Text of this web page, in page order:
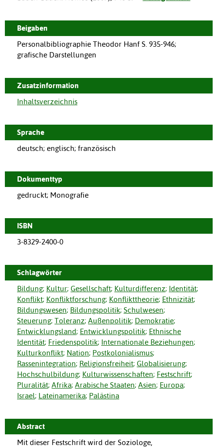
Beigaben
Personalbibliographie Theodor Hanf S. 935-946;
grafische Darstellungen
Zusatzinformation
Inhaltsverzeichnis
Sprache
deutsch; englisch; französisch
Dokumenttyp
gedruckt; Monografie
ISBN
3-8329-2400-0
Schlagwörter
Bildung; Kultur; Gesellschaft; Kulturdifferenz; Identität;
Konflikt; Konfliktforschung; Konflikttheorie; Ethnizität;
Bildungswesen; Bildungspolitik; Schulwesen;
Steuerung; Toleranz; Außenpolitik; Demokratie;
Entwicklungsland; Entwicklungspolitik; Ethnische
Identität; Friedenspolitik; Internationale Beziehungen;
Kulturkonflikt; Nation; Postkolonialismus;
Rassenintegration; Religionsfreiheit; Globalisierung;
Hochschulbildung; Kulturwissenschaften; Festschrift;
Pluralität; Afrika; Arabische Staaten; Asien; Europa;
Israel; Lateinamerika; Palästina
Abstract
Mit dieser Festschrift wird der Soziologe,